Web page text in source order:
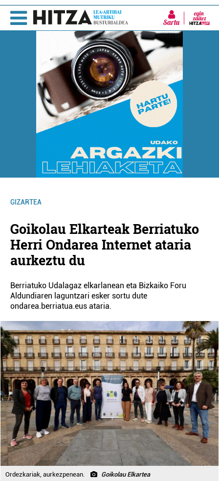
Sartu
GIZARTEA
Goikolau Elkarteak Berriatuko
Herri Ondarea Internet ataria
aurkeztu du
Berriatuko Udalagaz elkarlanean eta Bizkaiko Foru
Aldundiaren laguntzari esker sortu dute
ondarea.berriatua.eus ataria.
Ordezkariak, aurkezpenean. Goikolau Elkartea